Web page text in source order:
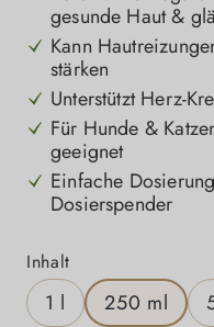
gesunde Haut &
Kann
stärken
Unterstützt Herz-
Für Hunde &
geeignet
Einfache
Dosierspender
Inhaltauswählen
1 l 250 ml